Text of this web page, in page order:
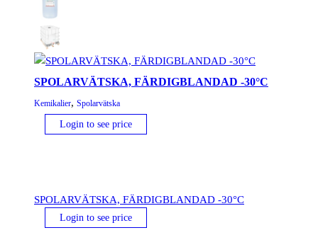
SPOLARVÄTSKA, FÄRDIGBLANDAD -30°C
Kemikalier, Spolarvätska
Login to see price
SPOLARVÄTSKA, FÄRDIGBLANDAD -30°C
Login to see price